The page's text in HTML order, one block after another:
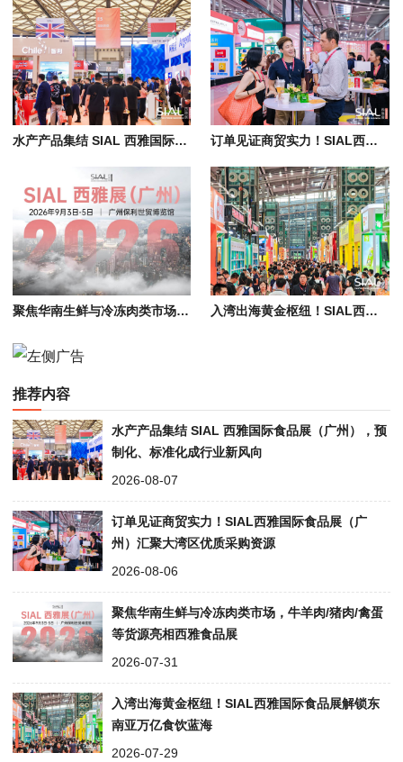
水产产品集结 SIAL 西雅国际食品展（广州），预制化、标准化成行业新风向 订单见证商贸实力！SIAL西雅国际食品展（广州）汇聚大湾区优质采购资源
聚焦华南生鲜与冷冻肉类市场，牛羊肉/猪肉/禽蛋等货源亮相西雅食品展 入湾出海黄金枢纽！SIAL西雅国际食品展解锁东南亚万亿食饮蓝海
推荐内容
水产产品集结 SIAL 西雅国际食品展（广州），预
制化、标准化成行业新风向
2026-08-07
订单见证商贸实力！SIAL西雅国际食品展（广
州）汇聚大湾区优质采购资源
2026-08-06
聚焦华南生鲜与冷冻肉类市场，牛羊肉/猪肉/禽蛋
等货源亮相西雅食品展
2026-07-31
入湾出海黄金枢纽！SIAL西雅国际食品展解锁东
南亚万亿食饮蓝海
2026-07-29